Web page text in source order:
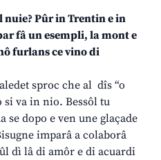
nuie? Pûr in Trentin e in
fâ un esempli, la mont e
furlans ce vino di
sproc che al dîs “o
si va in nio. Bessôl tu
dopo e ven une glaçade
imparâ a colaborâ
dì lâ di amôr e di acuardi